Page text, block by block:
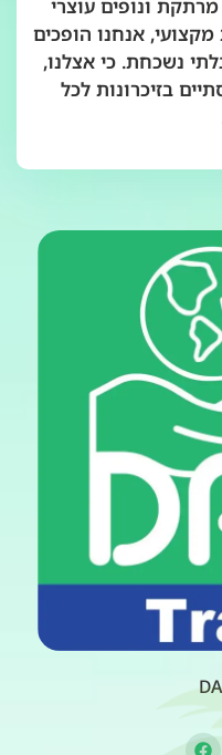
ונופים עוצרי
אנחנו הופכים
נשכחת. כי אצלנו,
בזיכרונות לכל